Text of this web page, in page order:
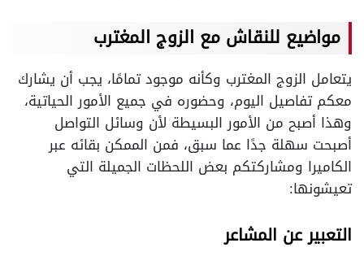
مواضيع للنقاش مع الزوج المغترب
يتعامل الزوج المغترب وكأنه موجود تمامًا، يجب أن يشارك
معكم تفاصيل اليوم، وحضوره في جميع الأمور الحياتية،
وهذا أصبح من الأمور البسيطة لأن وسائل التواصل
أصبحت سهلة جدًا عما سبق، فمن الممكن بقائه عبر
الكاميرا ومشاركتكم بعض اللحظات الجميلة التي
تعيشونها:
التعبير عن المشاعر